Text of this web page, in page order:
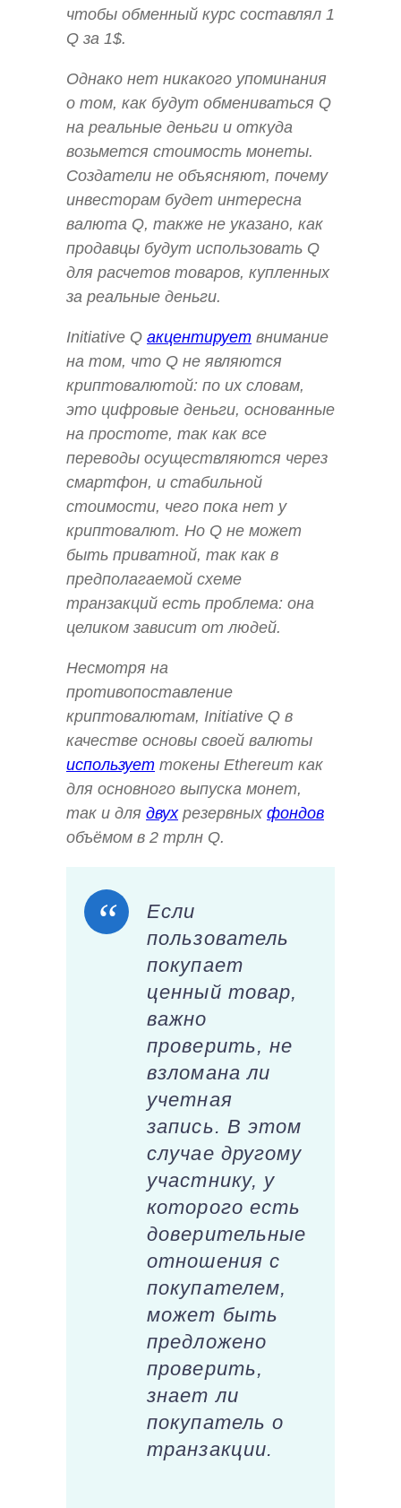
чтобы обменный курс составлял 1
Q за 1$.
Однако нет никакого упоминания
о том, как будут обмениваться Q
на реальные деньги и откуда
возьмется стоимость монеты.
Создатели не объясняют, почему
инвесторам будет интересна
валюта Q, также не указано, как
продавцы будут использовать Q
для расчетов товаров, купленных
за реальные деньги.
Initiative Q акцентирует внимание
на том, что Q не являются
криптовалютой: по их словам,
это цифровые деньги, основанные
на простоте, так как все
переводы осуществляются через
смартфон, и стабильной
стоимости, чего пока нет у
криптовалют. Но Q не может
быть приватной, так как в
предполагаемой схеме
транзакций есть проблема: она
целиком зависит от людей.
Несмотря на
противопоставление
криптовалютам, Initiative Q в
качестве основы своей валюты
использует токены Ethereum как
для основного выпуска монет,
так и для двухрезервных фондов
объёмом в 2 трлн Q.
Если
пользователь
покупает
ценный товар,
важно
проверить, не
взломана ли
учетная
запись. В этом
случае другому
участнику, у
которого есть
доверительные
отношения с
покупателем,
может быть
предложено
проверить,
знает ли
покупатель о
транзакции.